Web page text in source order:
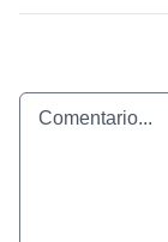
Comentario